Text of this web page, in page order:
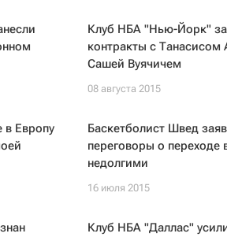
Клуб НБА "Нью-Йорк"
контракты с Танасисом
Сашей Вуячичем
08 августа 2015
Европу
Баскетболист Швед
переговоры о
недолгими
16 июля 2015
Клуб НБА "Даллас"